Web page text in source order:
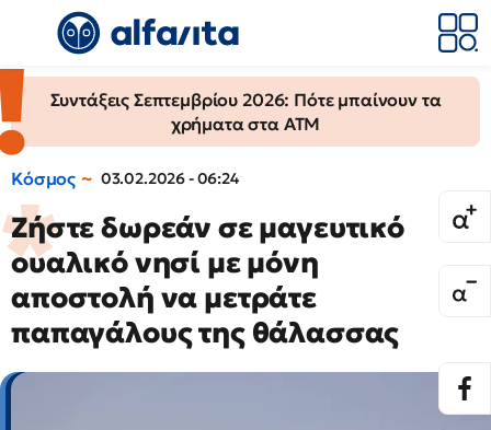
Συντάξεις Σεπτεμβρίου 2026: Πότε μπαίνουν τα
χρήματα στα ΑΤΜ
Κόσμος 03.02.2026 - 06:24
Ζήστε δωρεάν σε μαγευτικό
ουαλικό νησί με μόνη
αποστολή να μετράτε
παπαγάλους της θάλασσας